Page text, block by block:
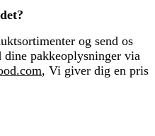
og send os
dine pakkeoplysninger via
, Vi giver dig en pris